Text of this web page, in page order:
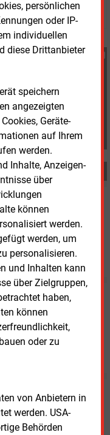
persönlichen
oder IP-
individuellen
diese Drittanbieter
speichern
angezeigten
Geräte-
auf Ihrem
werden.
Inhalte, Anzeigen-
über
können
werden.
werden, um
personalisieren.
und Inhalten kann
über Zielgruppen,
haben,
können
oder zu
von Anbietern in
werden. USA-
Behörden
Sagmeister
management.de
Mittwoch, 13.05.2026, 16:41
Ergebnis zu. Auf das
die Prognose.
Ergebnis
Württemberg AG hat
2025 vorgelegt.